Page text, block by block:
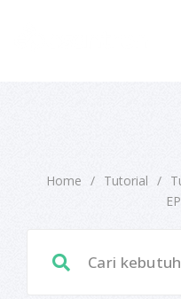
Home / Tutorial /